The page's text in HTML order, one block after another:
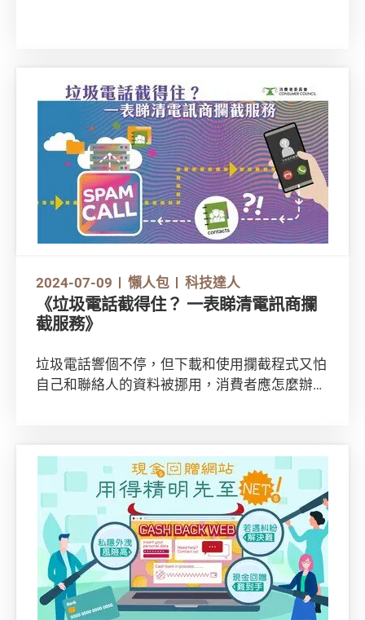
2024-07-09 懶人包 科技達人
《垃圾電話截得住？ 一表睇清電訊商攔
截服務》
垃圾電話響個不停，但下載和使用攔截程式又怕
自己和聯絡人的資料被挪用，消費者應怎麼辦？
外，不少商戶會於網絡層面自動攔截滋擾來電，
客戶在一般情況下毋須下載應用程式便可享用有
關服務，便捷之餘更毋須提供電話通訊錄，保障
個人資料。